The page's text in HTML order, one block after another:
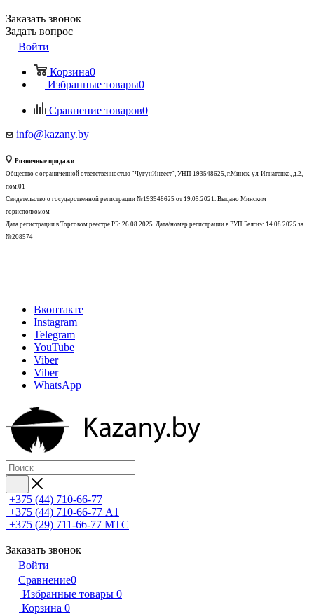
Заказать звонок
Задать вопрос
Войти
Корзина0
Избранные товары0
Сравнение товаров0
info@kazany.by
Розничные продажи:
Общество с ограниченной ответственностью "ЧугунИнвест", УНП 193548625, г.Минск, ул. Игнатенко, д.2,
пом.01
Свидетельство о государственной регистрации №193548625 от 19.05.2021. Выдано Минским
горисполкомом
Дата регистрации в Торговом реестре РБ: 26.08.2025. Дата/номер регистрации в РУП Белгиэ: 14.08.2025 за
№208574
Вконтакте
Instagram
Telegram
YouTube
Viber
Viber
WhatsApp
+375 (44) 710-66-77
+375 (44) 710-66-77 А1
+375 (29) 711-66-77 МТС
Заказать звонок
Войти
Сравнение0
Избранные товары 0
Корзина 0